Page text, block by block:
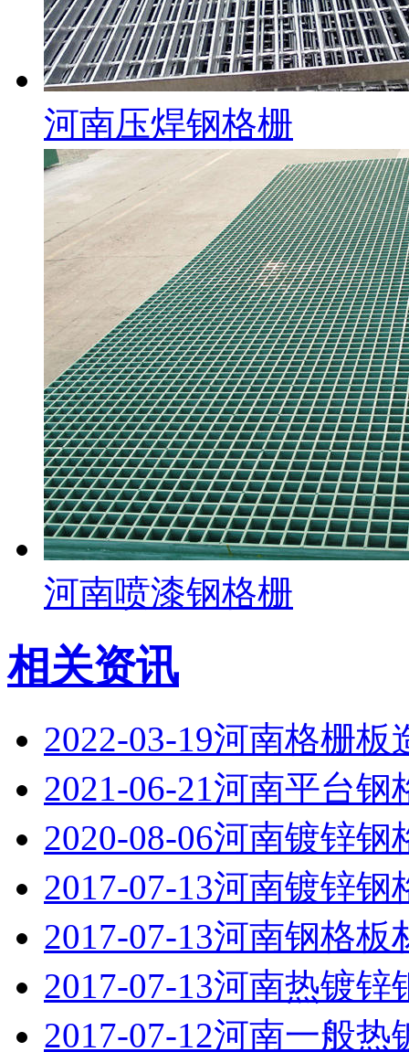
河南压焊钢格栅
河南喷漆钢格栅
相关资讯
2022-03-19河南格栅板
2021-06-21河南平台钢
2020-08-06河南镀锌钢
2017-07-13河南镀锌钢
2017-07-13河南钢格板
2017-07-13河南热镀锌
2017-07-12河南一般热